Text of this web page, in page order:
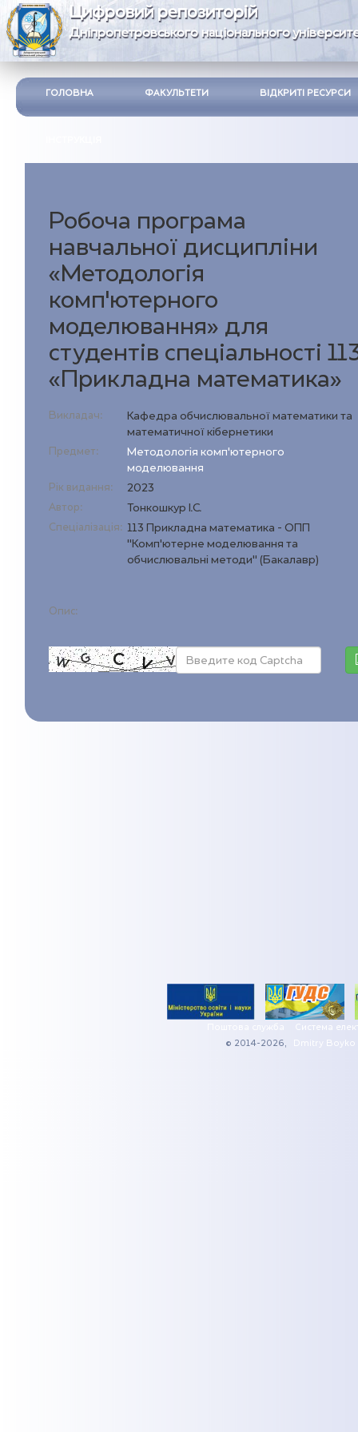
Цифровий репозиторій
Дніпропетровського національного
ГОЛОВНА ФАКУЛЬТЕТИ ВІДКРИТІ РЕСУРСИ
Робоча програма
навчальної дисципліни
«Методологія
комп’ютерного
моделювання» для
студентів спеціальності
«Прикладна математика»
Викладач:
Кафедра обчислювальної математики та
математичної кібернетики
Предмет:
Методологія комп’ютерного
моделювання
Рік видання: 2023
Автор: Тонкошкур І.С.
Спеціалізація: 113 Прикладна математика - ОПП
"Комп’ютерне моделювання та
обчислювальні методи" (Бакалавр)
Опис:
Поштова служба
Система
© 2014-2026,
Dmitry Boyko